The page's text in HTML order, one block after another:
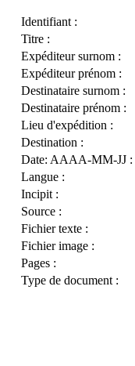
Identifiant :
Titre :
Expéditeur surnom :
Expéditeur prénom :
Destinataire surnom :
Destinataire prénom :
Lieu d'expédition :
Destination :
Date: AAAA-MM-JJ :
Langue :
Incipit :
Source :
Fichier texte :
Fichier image :
Pages :
Type de document :